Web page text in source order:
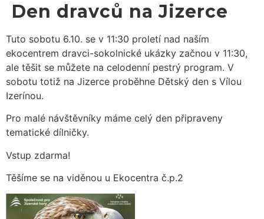
Den dravců na Jizerce
Tuto sobotu 6.10. se v 11:30 proletí nad naším
ekocentrem dravci-sokolnické ukázky začnou v 11:30,
ale těšit se můžete na celodenní pestrý program. V
sobotu totiž na Jizerce proběhne Dětský den s Vílou
Izerínou.
Pro malé návštěvníky máme celý den připraveny
tematické dílničky.
Vstup zdarma!
Těšíme se na viděnou u Ekocentra č.p.2